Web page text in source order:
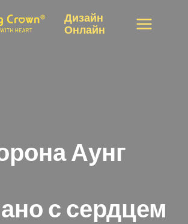
Дизайн
Онлайн
Аунг
с сердцем